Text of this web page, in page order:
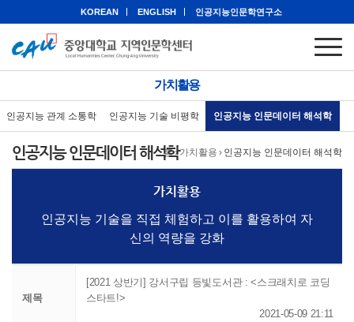
KOREAN ENGLISH 인공지능인문학연구소
가치활용
인공지능 관계 소통학 인공지능 기술 비평학 인공지능 인문데이터 해석학
홈›가치활용 › 인공지능 인문데이터 해석학
인공지능 인문데이터 해석학
가치활용
인공지능 기술을 직접 체험하고 이를 활용하여 자
신의 역량을 강화
제목
[2021 상반기] 강서구립 등빛도서관 : <스크래치로 코딩
스타트!>
2021-05-09 21:11